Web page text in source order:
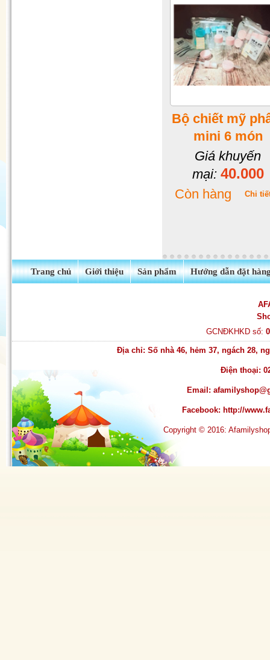
Bộ chiết mỹ
mini 6 món
Giá khuyến
mại: 40.000
Còn hàng Chi
Trang chủ Giới thiệu Sản phẩm Hướng dẫn đặt
GCNĐKHKD số:
Địa chỉ: Số nhà 46, hẻm 37, ngách 28,
Điện thoại:
Email:
Facebook: http://
Copyright © 2016: